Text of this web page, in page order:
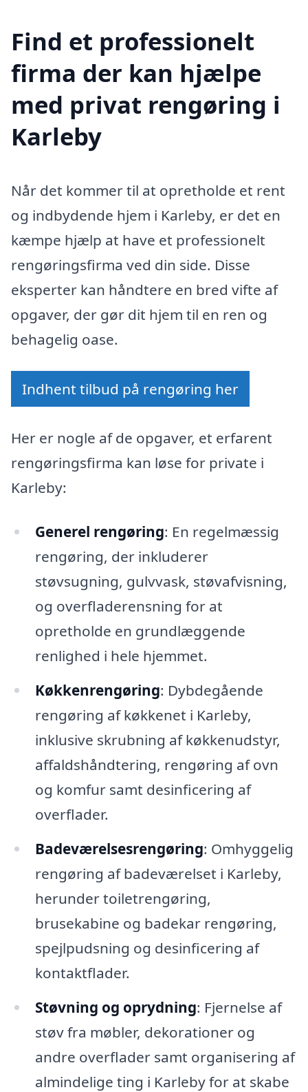
Find et professionelt
firma der kan hjælpe
med privat rengøring i
Karleby
Når det kommer til at opretholde et rent
og indbydende hjem i Karleby, er det en
kæmpe hjælp at have et professionelt
rengøringsfirma ved din side. Disse
eksperter kan håndtere en bred vifte af
opgaver, der gør dit hjem til en ren og
behagelig oase.
Indhent tilbud på rengøring her
Her er nogle af de opgaver, et erfarent
rengøringsfirma kan løse for private i
Karleby:
Generel rengøring: En regelmæssig
rengøring, der inkluderer
støvsugning, gulvvask, støvafvisning,
og overfladerensning for at
opretholde en grundlæggende
renlighed i hele hjemmet.
Køkkenrengøring: Dybdegående
rengøring af køkkenet i Karleby,
inklusive skrubning af køkkenudstyr,
affaldshåndtering, rengøring af ovn
og komfur samt desinficering af
overflader.
Badeværelsesrengøring: Omhyggelig
rengøring af badeværelset i Karleby,
herunder toiletrengøring,
brusekabine og badekar rengøring,
spejlpudsning og desinficering af
kontaktflader.
Støvning og oprydning: Fjernelse af
støv fra møbler, dekorationer og
andre overflader samt organisering af
almindelige ting i Karleby for at skabe